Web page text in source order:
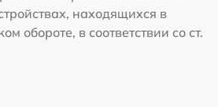
находящихся в
обороте, в соответствии со ст.